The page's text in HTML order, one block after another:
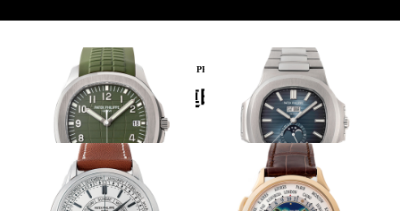
PICKUP PRODUCT
関連時計
プレシャスなミリタリー
PATEK PHILIPPE
アクアノート Ref.5168
グラデーションダイヤル
PATEK PHILIPPE
ノーチラス年次カレンダー
Ref.5726/1A